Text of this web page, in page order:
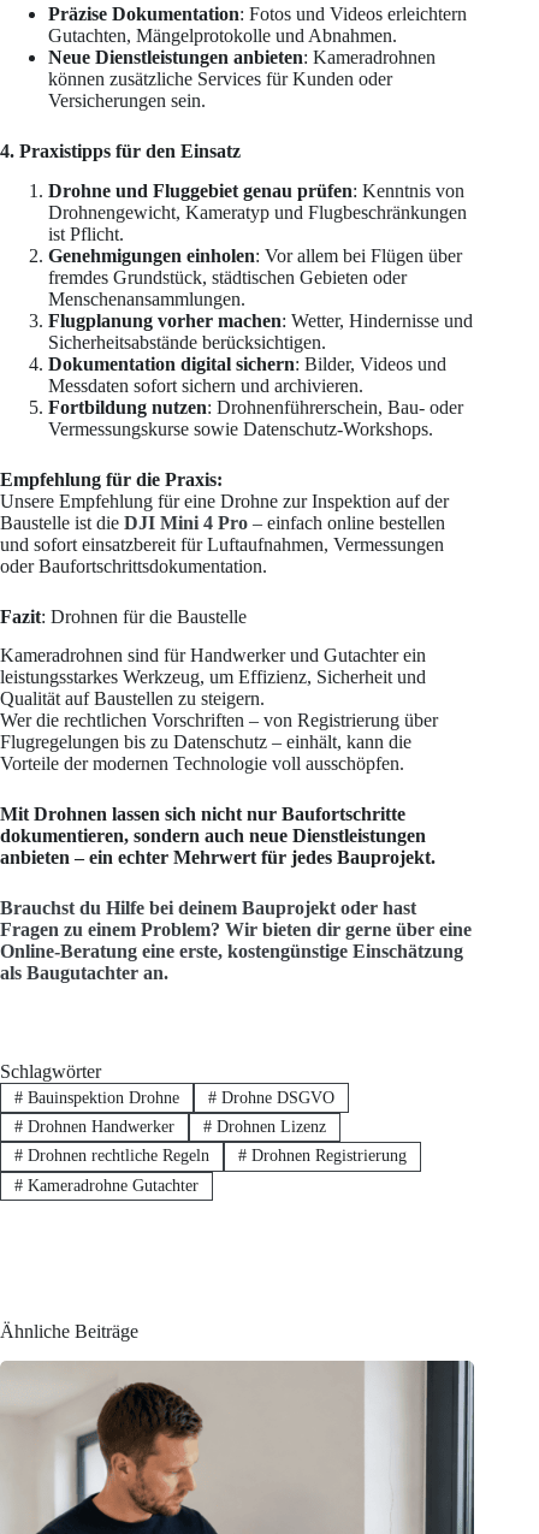
Präzise Dokumentation: Fotos und Videos erleichtern
Gutachten, Mängelprotokolle und Abnahmen.
Neue Dienstleistungen anbieten: Kameradrohnen
können zusätzliche Services für Kunden oder
Versicherungen sein.
4. Praxistipps für den Einsatz
Drohne und Fluggebiet genau prüfen: Kenntnis von
Drohnengewicht, Kameratyp und Flugbeschränkungen
ist Pflicht.
Genehmigungen einholen: Vor allem bei Flügen über
fremdes Grundstück, städtischen Gebieten oder
Menschenansammlungen.
Flugplanung vorher machen: Wetter, Hindernisse und
Sicherheitsabstände berücksichtigen.
Dokumentation digital sichern: Bilder, Videos und
Messdaten sofort sichern und archivieren.
Fortbildung nutzen: Drohnenführerschein, Bau- oder
Vermessungskurse sowie Datenschutz-Workshops.
Empfehlung für die Praxis:
Unsere Empfehlung für eine Drohne zur Inspektion auf der
Baustelle ist die DJI Mini 4 Pro – einfach online bestellen
und sofort einsatzbereit für Luftaufnahmen, Vermessungen
oder Baufortschrittsdokumentation.
Fazit: Drohnen für die Baustelle
Kameradrohnen sind für Handwerker und Gutachter ein
leistungsstarkes Werkzeug, um Effizienz, Sicherheit und
Qualität auf Baustellen zu steigern.
Wer die rechtlichen Vorschriften – von Registrierung über
Flugregelungen bis zu Datenschutz – einhält, kann die
Vorteile der modernen Technologie voll ausschöpfen.
Mit Drohnen lassen sich nicht nur Baufortschritte
dokumentieren, sondern auch neue Dienstleistungen
anbieten – ein echter Mehrwert für jedes Bauprojekt.
Brauchst du Hilfe bei deinem Bauprojekt oder hast
Fragen zu einem Problem? Wir bieten dir gerne über eine
Online-Beratung eine erste, kostengünstige Einschätzung
als Baugutachter an.
Schlagwörter
#Bauinspektion Drohne #Drohne DSGVO
#Drohnen Handwerker #Drohnen Lizenz
#Drohnen rechtliche Regeln #Drohnen Registrierung
#Kameradrohne Gutachter
Ähnliche Beiträge